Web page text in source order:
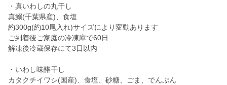
・真いわしの丸干し
真鰯(千葉県産)、食塩
約300g(約10尾入れ)サイズにより変動あります
ご到着後ご家庭の冷凍庫で60日
解凍後冷蔵保存にて3日以内
・いわし味醂干し
カタクチイワシ(国産)、食塩、砂糖、ごま、でんぷん